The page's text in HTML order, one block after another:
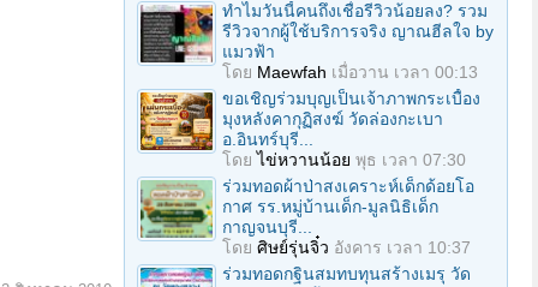
ทำไมวันนี้คนถึงเชื่อรีวิวน้อยลง? รวม
รีวิวจากผู้ใช้บริการจริง ญาณฮีลใจ by
แมวฟ้า
โดย Maewfah เมื่อวาน เวลา 00:13
ขอเชิญร่วมบุญเป็นเจ้าภาพกระเบื้อง
มุงหลังคากุฏิสงฆ์ วัดล่องกะเบา
อ.อินทร์บุรี...
โดยไข่หวานน้อย พุธ เวลา 07:30
ร่วมทอดผ้าป่าสงเคราะห์เด็กด้อยโอ
กาศ รร.หมู่บ้านเด็ก-มูลนิธิเด็ก
กาญจนบุรี...
โดย ศิษย์รุ่นจิ๋ว อังคาร เวลา 10:37
ร่วมทอดกฐินสมทบทุนสร้างเมรุ วัด